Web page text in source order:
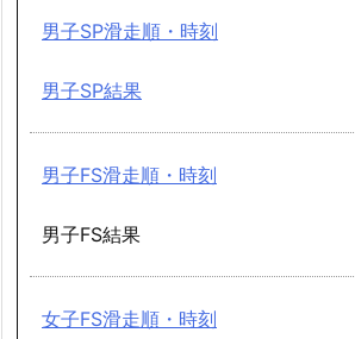
男子SP滑走順・時刻
男子SP結果
男子FS滑走順・時刻
男子FS結果
女子FS滑走順・時刻